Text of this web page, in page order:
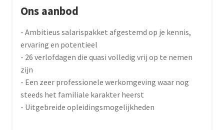
Ons aanbod
- Ambitieus salarispakket afgestemd op je kennis,
ervaring en potentieel
- 26 verlofdagen die quasi volledig vrij op te nemen
zijn
- Een zeer professionele werkomgeving waar nog
steeds het familiale karakter heerst
- Uitgebreide opleidingsmogelijkheden